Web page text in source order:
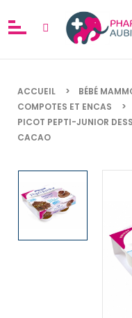
ACCUEIL BÉBÉ
COMPOTES ET ENCAS
PICOT PEPTI-JUNIOR
CACAO